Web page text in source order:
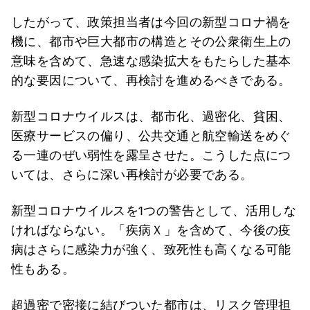
したがって、政策担当者は今回の新型コロナ禍を
機に、都市や巨大都市の構造とその公衆衛生上の
意味を含めて、急速な感染拡大をもたらした基本
的な要因について、再検討を進めるべきである。
新型コロナウイルスは、都市化、過密化、貧困、
医療サービスの偏り、公共交通と航空輸送をめぐ
る一連のぜい弱性を露呈させた。こうした点につ
いては、さらに深い再検討が必要である。
新型コロナウイルスを1つの警告として、活用しな
ければならない。「疾病Ｘ」を含めて、今後の疫
病はさらに感染力が強く、致死性も高くなる可能
性もある。
超過密で密接に結びついた都市は、リスク管理担